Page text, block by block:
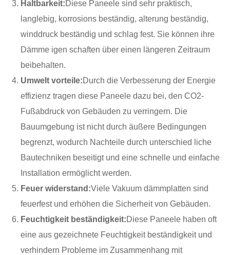
Haltbarkeit:Diese Paneele sind sehr praktisch,
langlebig, korrosions beständig, alterung beständig,
winddruck beständig und schlag fest. Sie können ihre
Dämme igen schaften über einen längeren Zeitraum
beibehalten.
Umwelt vorteile:Durch die Verbesserung der Energie
effizienz tragen diese Paneele dazu bei, den CO2-
Fußabdruck von Gebäuden zu verringern. Die
Bauumgebung ist nicht durch äußere Bedingungen
begrenzt, wodurch Nachteile durch unterschied liche
Bautechniken beseitigt und eine schnelle und einfache
Installation ermöglicht werden.
Feuer widerstand:Viele Vakuum dämmplatten sind
feuerfest und erhöhen die Sicherheit von Gebäuden.
Feuchtigkeit beständigkeit:Diese Paneele haben oft
eine aus gezeichnete Feuchtigkeit beständigkeit und
verhindern Probleme im Zusammenhang mit